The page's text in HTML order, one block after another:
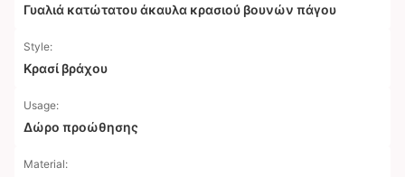
Γυαλιά κατώτατου άκαυλα κρασιού βουνών πάγου
Style:
Κρασί βράχου
Usage:
Δώρο προώθησης
Material: